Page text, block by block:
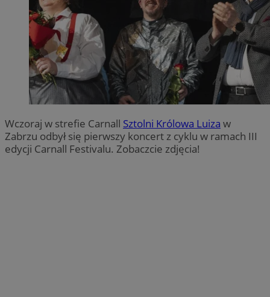
Wczoraj w strefie Carnall Sztolni Królowa Luiza w
Zabrzu odbył się pierwszy koncert z cyklu w ramach III
edycji Carnall Festivalu. Zobaczcie zdjęcia!